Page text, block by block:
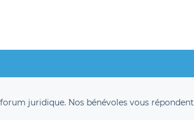
juridique. Nos bénévoles vous répondent